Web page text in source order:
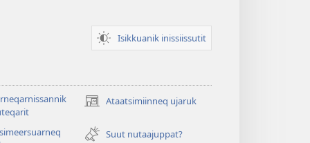
Isikkuanik inissiissutit
Ataatsimiinneq ujaruk
(opens
window)Suut nutaajuppat?